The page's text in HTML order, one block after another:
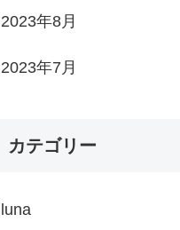
2023年8月
2023年7月
カテゴリー
luna